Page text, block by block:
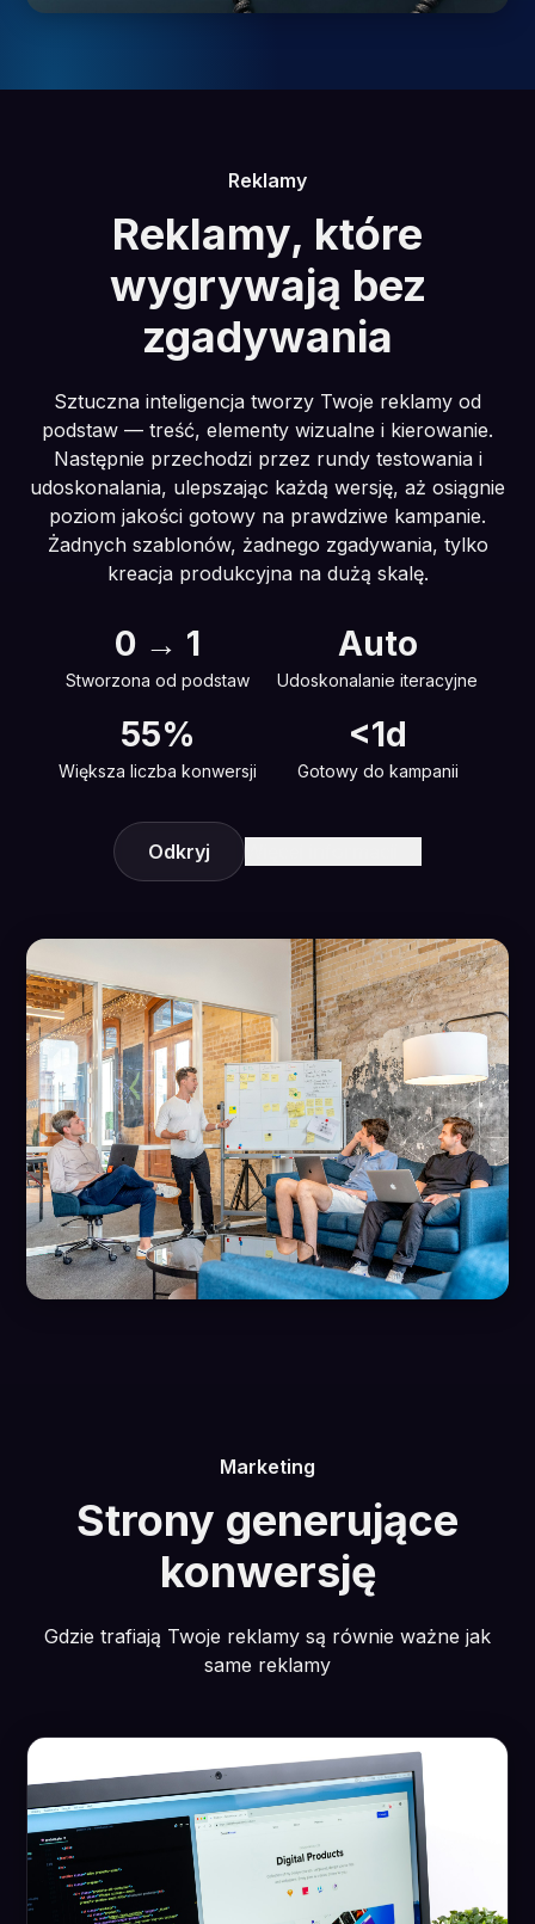
Reklamy
Reklamy, które
wygrywają bez
zgadywania
Sztuczna inteligencja tworzy Twoje reklamy od
podstaw — treść, elementy wizualne i kierowanie.
Następnie przechodzi przez rundy testowania i
udoskonalania, ulepszając każdą wersję, aż osiągnie
poziom jakości gotowy na prawdziwe kampanie.
Żadnych szablonów, żadnego zgadywania, tylko
kreacja produkcyjna na dużą skalę.
0 → 1
Stworzona od podstaw
Auto
Udoskonalanie iteracyjne
55%
Większa liczba konwersji
<1d
Gotowy do kampanii
Odkryj
Marketing
Strony generujące
konwersję
Gdzie trafiają Twoje reklamy są równie ważne jak
same reklamy